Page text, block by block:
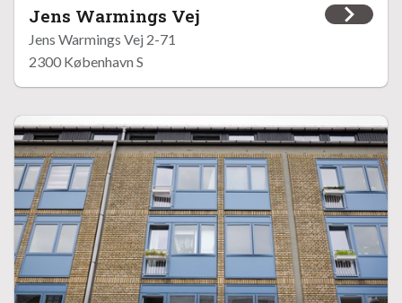
Jens Warmings Vej
Jens Warmings Vej 2-71
2300 København S